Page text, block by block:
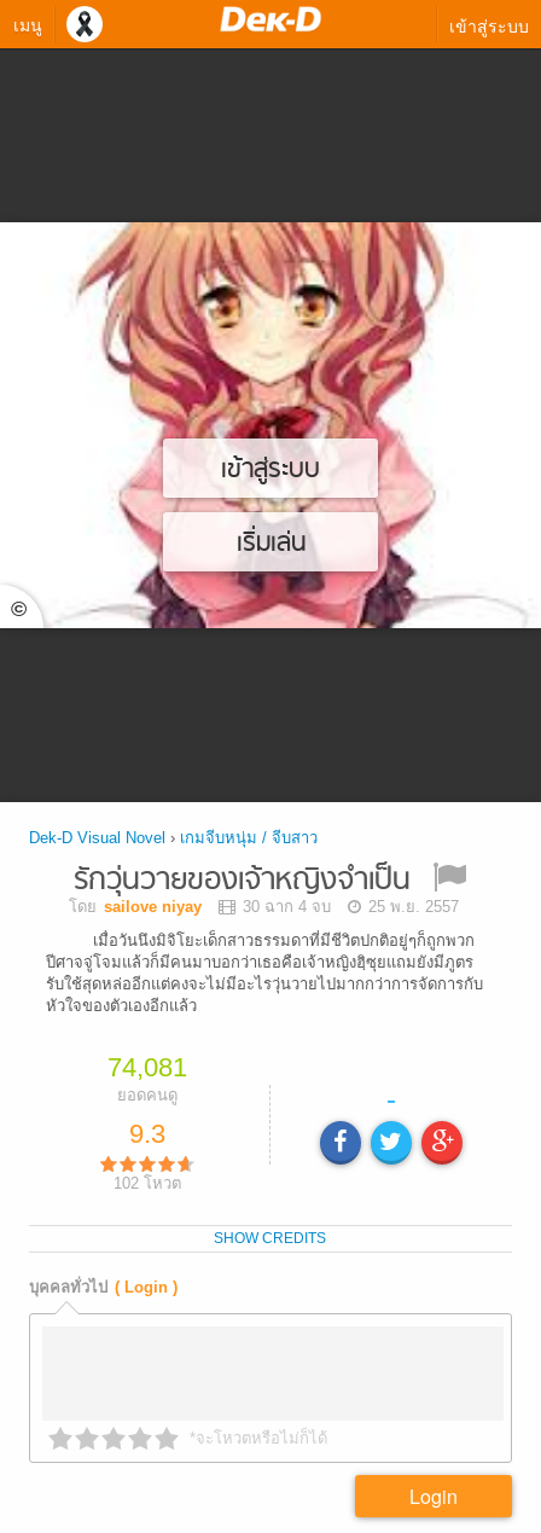
เมนู เข้าสู่ระบบ
เข้าสู่ระบบ
เริ่มเล่น
©
Dek-D Visual Novel › เกมจีบหนุ่ม / จีบสาว
รักวุ่นวายของเจ้าหญิงจำเป็น
โดย sailove niyay 30 ฉาก 4 จบ
25 พ.ย. 2557
เมื่อวันนึงมิจิโยะเด็กสาวธรรมดาที่มีชีวิตปกติอยู่ๆก็ถูกพวก
ปีศาจจู่โจมแล้วก็มีคนมาบอกว่าเธอคือเจ้าหญิงฮฺิซุยแถมยังมีภูตร
รับใช้สุดหล่ออีกแต่คงจะไม่มีอะไรวุ่นวายไปมากกว่าการจัดการกับ
หัวใจของตัวเองอีกแล้ว
74,081
ยอดคนดู
9.3
102โหวต
-
SHOW CREDITS
บุคคลทั่วไป ( Login )
*จะโหวตหรือไม่ก็ได้
Login